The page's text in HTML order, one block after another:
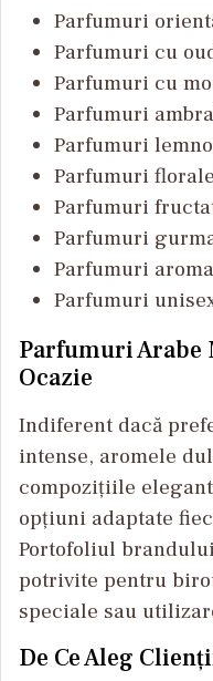
Parfumuri
Parfumuri cu
Parfumuri cu
Parfumuri
Parfumuri
Parfumuri
Parfumuri
Parfumuri
Parfumuri
Parfumuri
Parfumuri Arabe
Ocazie
Indiferent dacă
intense, aromele
compozițiile
opțiuni adaptate
Portofoliul
potrivite pentru
speciale sau
De Ce Aleg